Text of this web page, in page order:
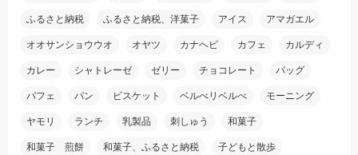
ふるさと納税 ふるさと納税、洋菓子 アイス アマガエル
オオサンショウウオ オヤツ カナヘビ カフェ カルディ
カレー シャトレーゼ ゼリー チョコレート バッグ
パフェ パン ビスケット ベルべリベルべ モーニング
ヤモリ ランチ 乳製品 刺しゅう 和菓子
和菓子 煎餅 和菓子、ふるさと納税 子どもと散歩